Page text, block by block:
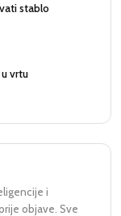
stablo
vrtu
i
objave. Sve